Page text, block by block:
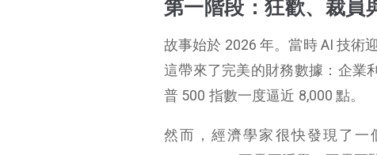
第一階段：狂歡、裁員
故事始於 2026 年。當時 AI 技術
這帶來了完美的財務數據：企業
普 500 指數一度逼近 8,000 點。
然而，經濟學家很快發現了